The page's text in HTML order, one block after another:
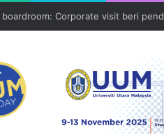
Inbound: Global Nexus USU x